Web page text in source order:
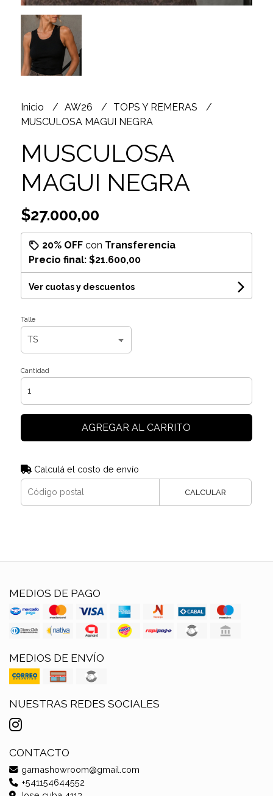
Inicio AW26
TOPS Y REMERAS
MUSCULOSA MAGUI NEGRA
MUSCULOSA
MAGUI NEGRA
$27.000,00
20% OFFcon Transferencia
Precio final: $21.600,00
Ver cuotas y descuentos
Talle
Cantidad
AGREGAR AL CARRITO
Calculá el costo de envío
CALCULAR
MEDIOS DE PAGO
MEDIOS DE ENVÍO
NUESTRAS REDES SOCIALES
CONTACTO
garnashowroom@gmail.com
+541154644552